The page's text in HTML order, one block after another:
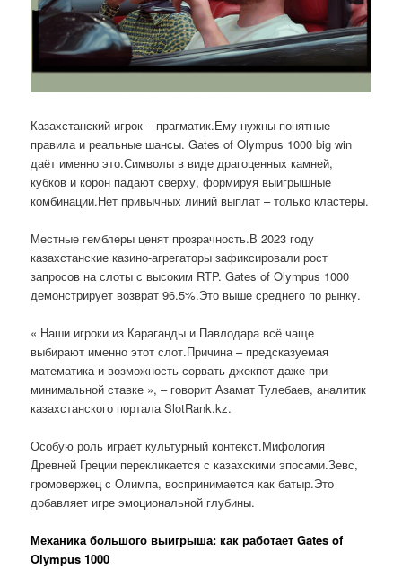
Казахстанский игрок – прагматик.Ему нужны понятные
правила и реальные шансы. Gates of Olympus 1000 big win
даёт именно это.Символы в виде драгоценных камней,
кубков и корон падают сверху, формируя выигрышные
комбинации.Нет привычных линий выплат – только кластеры.
Местные гемблеры ценят прозрачность.В 2023 году
казахстанские казино-агрегаторы зафиксировали рост
запросов на слоты с высоким RTP. Gates of Olympus 1000
демонстрирует возврат 96.5%.Это выше среднего по рынку.
« Наши игроки из Караганды и Павлодара всё чаще
выбирают именно этот слот.Причина – предсказуемая
математика и возможность сорвать джекпот даже при
минимальной ставке », – говорит Азамат Тулебаев, аналитик
казахстанского портала SlotRank.kz.
Особую роль играет культурный контекст.Мифология
Древней Греции перекликается с казахскими эпосами.Зевс,
громовержец с Олимпа, воспринимается как батыр.Это
добавляет игре эмоциональной глубины.
Механика большого выигрыша: как работает Gates of
Olympus 1000